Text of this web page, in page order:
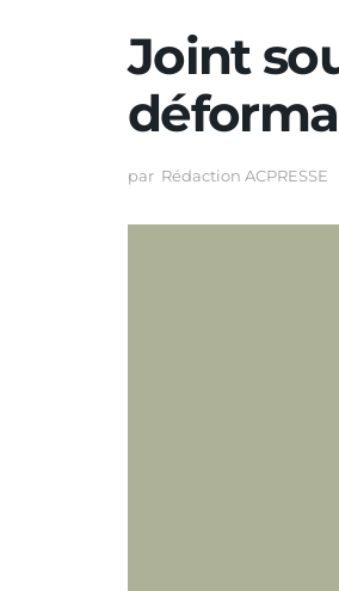
Joint
par Rédaction ACPRESSE